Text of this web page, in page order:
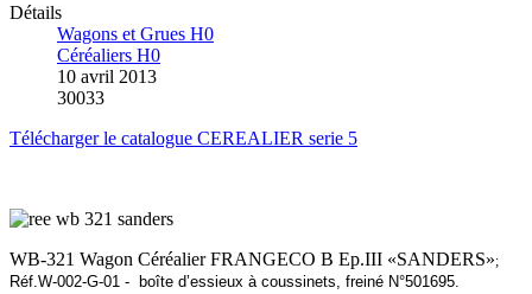
Détails
Wagons et Grues H0
Céréaliers H0
10 avril 2013
30033
Télécharger le catalogue CEREALIER serie 5
WB-321 Wagon Céréalier FRANGECO B Ep.III «SANDERS»;
Réf.W-002-G-01 - boîte d’essieux à coussinets, freiné N°501695.